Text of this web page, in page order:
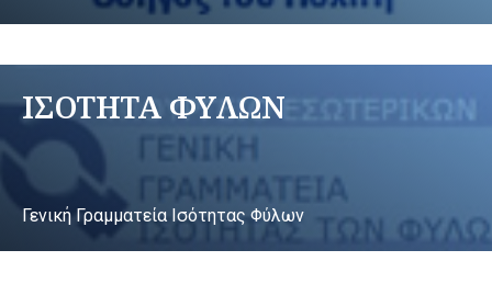
ΙΣΟΤΗΤΑ ΦΥΛΩΝ
Γενική Γραμματεία Ισότητας Φύλων